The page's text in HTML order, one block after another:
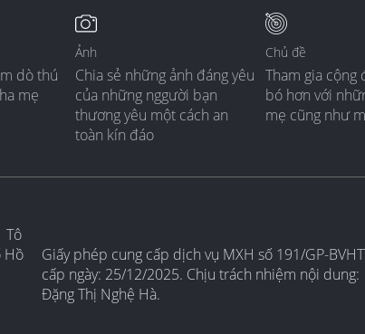
dò thú
mẹ
Ảnh
Chia sẻ những ảnh đáng yêu
của những nggười bạn
thương yêu một cách an
toàn kín đáo
Chủ đề
Tham gia cộng
bó hơn với
mẹ cũng như
Tô
Hồ
Giấy phép cung cấp dịch vụ MXH số 191/GP-
cấp ngày: 25/12/2025. Chịu trách nhiệm nội dung:
Đặng Thị Nghệ Hà.